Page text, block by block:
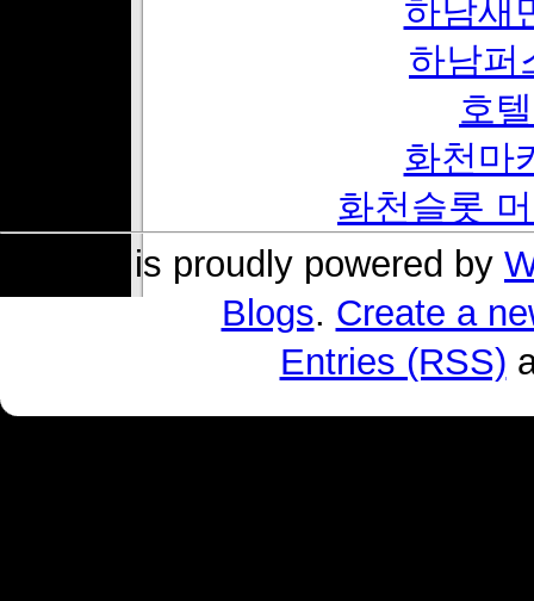
하남새
하남퍼
호
화천마
화천슬롯
s004 is proudly powered by
Blogs. Create a
Entries (RSS)